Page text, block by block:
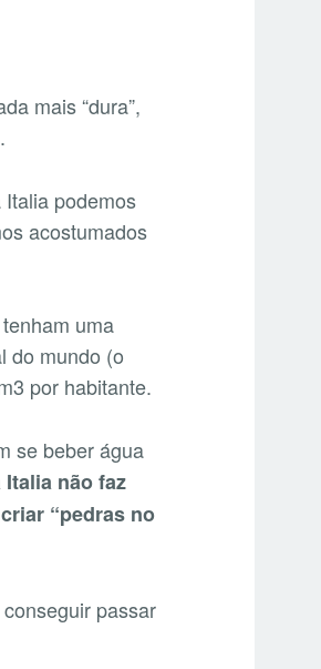
mais “dura”,
podemos
acostumados
uma
do mundo (o
por habitante.
se beber água
não faz
“pedras no
passar